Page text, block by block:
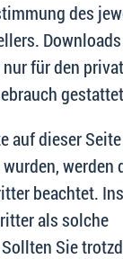
des
für den
auf dieser
werden
beachtet.
als solche
Sie